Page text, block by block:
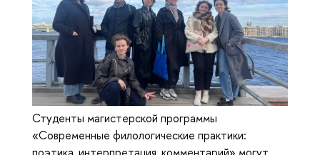
Студенты магистерской программы
«Современные филологические практики:
поэтика, интерпретация, комментарий» могут